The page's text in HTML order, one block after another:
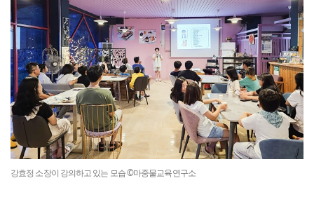
강효정 소장이 강의하고 있는 모습 ©마중물교육연구소